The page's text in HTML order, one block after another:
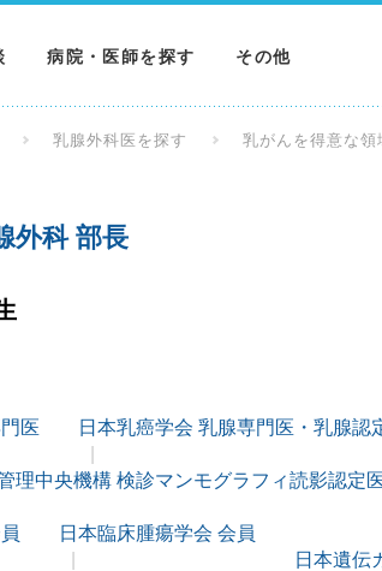
病院・医師を探す その他
乳腺外科医を探す 乳がんを得意な
外科 部長
医 日本乳癌学会 乳腺専門医・乳腺認
理中央機構 検診マンモグラフィ読影認定
日本臨床腫瘍学会 会員
日本遺伝